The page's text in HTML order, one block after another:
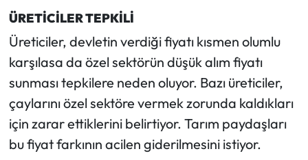
ÜRETİCİLER TEPKİLİ
Üreticiler, devletin verdiği fiyatı kısmen olumlu
karşılasa da özel sektörün düşük alım fiyatı
sunması tepkilere neden oluyor. Bazı üreticiler,
çaylarını özel sektöre vermek zorunda kaldıkları
için zarar ettiklerini belirtiyor. Tarım paydaşları
bu fiyat farkının acilen giderilmesini istiyor.